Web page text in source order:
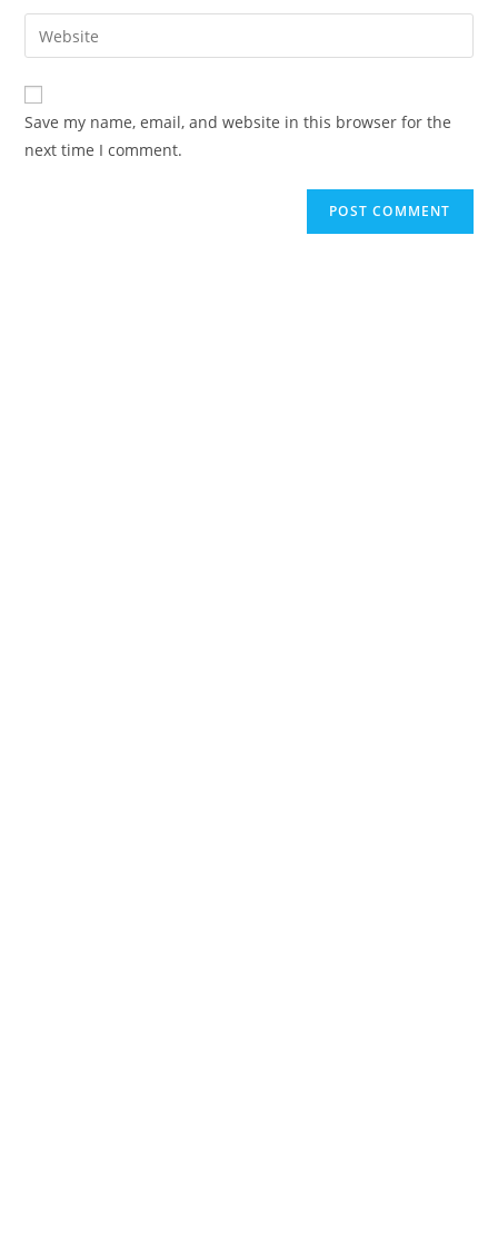
comment
email
address
comment
Enter
your
website
URL
(optional)
Save my name, email, and website in this browser for the
next time I comment.